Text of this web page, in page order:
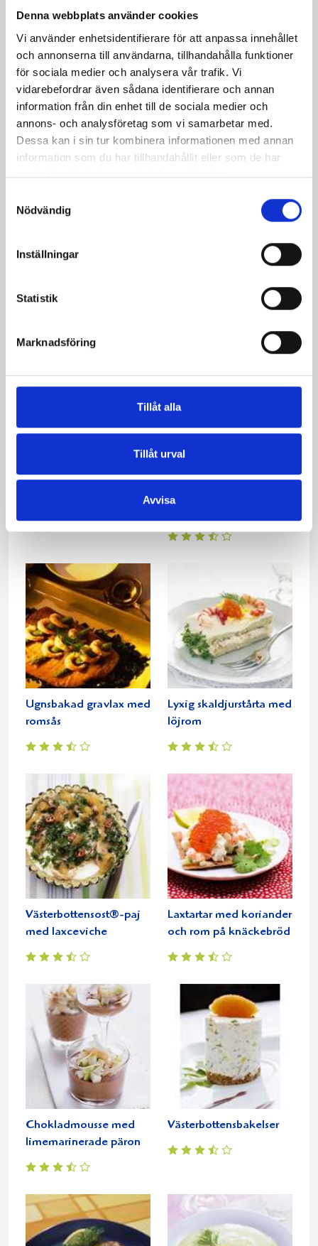
Denna webbplats använder cookies
Vi använder enhetsidentifierare för att anpassa innehållet
och annonserna till användarna, tillhandahålla funktioner
för sociala medier och analysera vår trafik. Vi
vidarebefordrar även sådana identifierare och annan
information från din enhet till de sociala medier och
annons- och analysföretag som vi samarbetar med.
Dessa kan i sin tur kombinera informationen med annan
information som du har tillhandahållit eller som de har
samlat in när du har använt deras tjänster.
Nödvändig
Inställningar
Statistik
Marknadsföring
Tillåt alla
Tillåt urval
Avvisa
Grillad lax med romröra
Vit chokladmousse med
hallonsås
Rårakor med
Halstrad fjällrödingfilé
Ugnsbakad gravlax med
romsås
Lyxig skaldjurstårta med
löjrom
Västerbottensost®-paj
med laxceviche
Laxtartar med koriander
och rom på knäckebröd
Chokladmousse med
limemarinerade päron
Västerbottensbakelser